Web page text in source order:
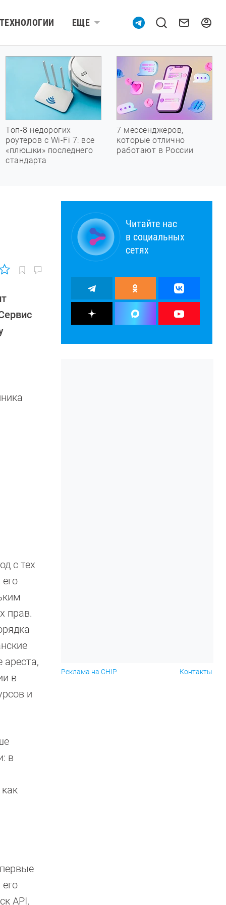
ТЕХНОЛОГИИ ЕЩЕ
Топ-8 недорогих
роутеров с Wi-Fi 7: все
«плюшки» последнего
стандарта
7 мессенджеров,
которые отлично
работают в России
с тех
прав.
в
и
в
API,
Читайте нас
в социальных
сетях
Реклама на CHIP Контакты